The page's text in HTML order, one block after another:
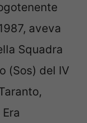
aveva
Squadra
(Sos) del IV